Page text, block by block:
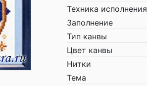
Техника исполнения
Заполнение
Тип канвы
Цвет канвы
Нитки
Тема